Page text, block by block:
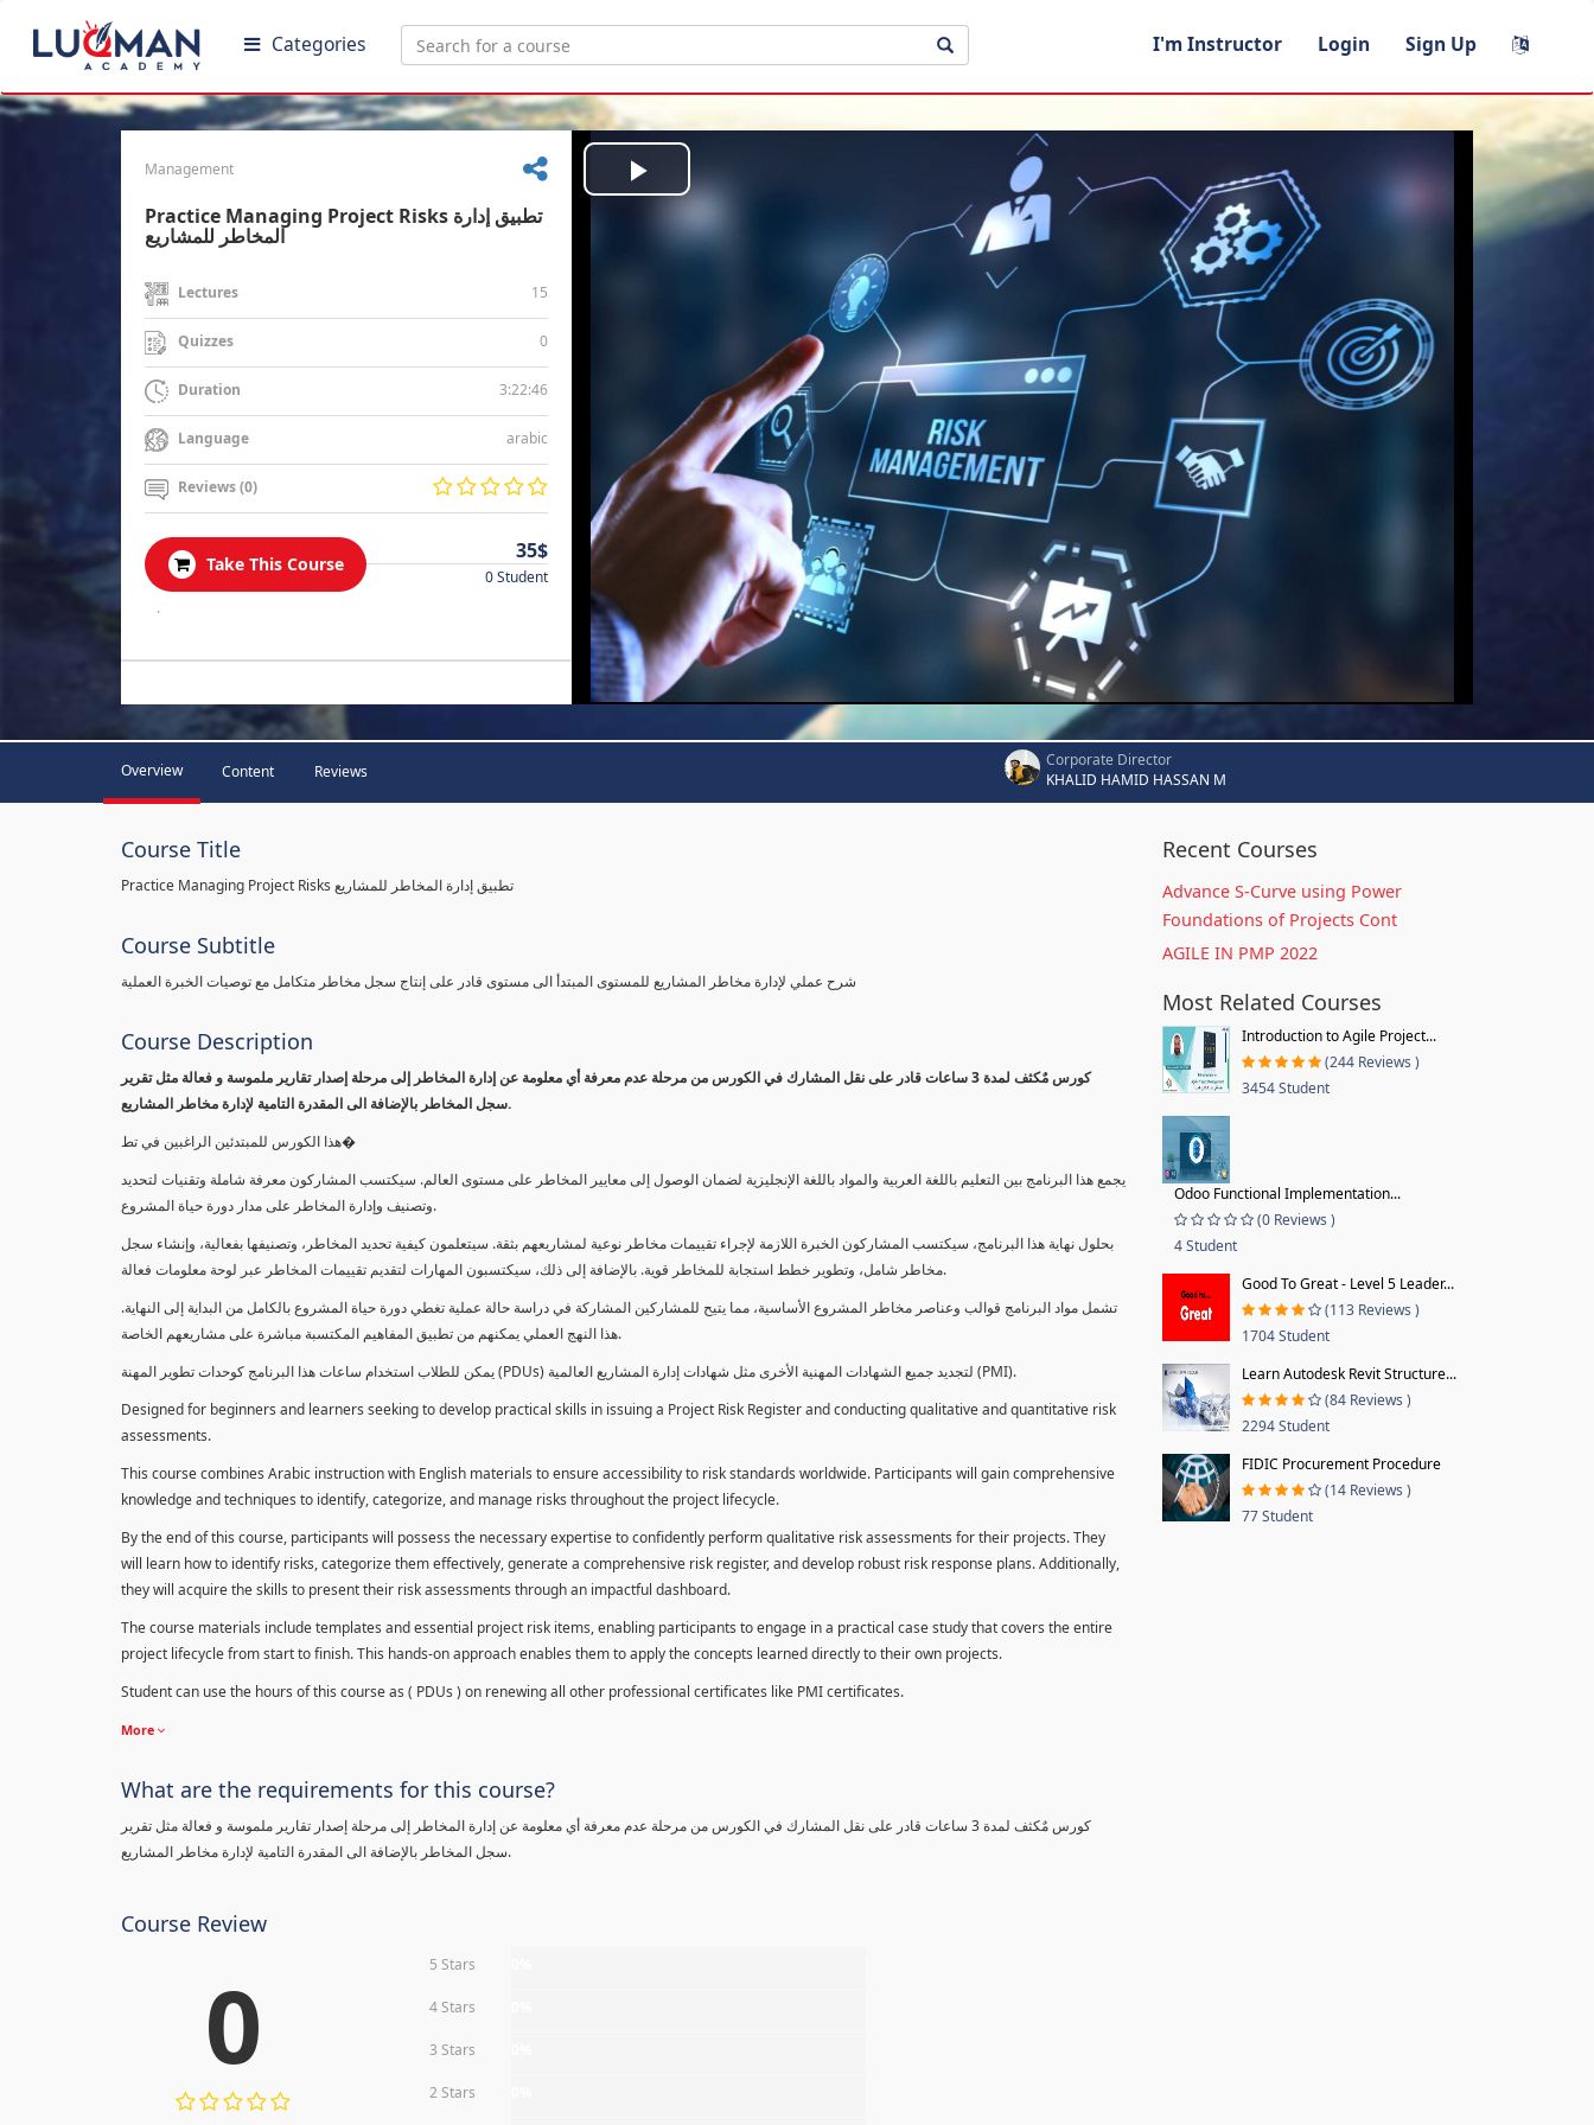
Categories I'm Instructor Login Sign Up
Management
Practice Managing Project Risks تطبيق إدارة
المخاطر للمشاريع
Lectures 15
Quizzes 0
Duration 3:22:46
Language arabic
Reviews (0)
Take This Course
35$
0 Student
.
Play
Video
Overview Content Reviews
Corporate Director
KHALID HAMID HASSAN M
Course Title
Practice Managing Project Risks تطبيق إدارة المخاطر للمشاريع
Course Subtitle
شرح عملي لإدارة مخاطر المشاريع للمستوى المبتدأ الى مستوى قادر على إنتاج سجل مخاطر متكامل مع توصيات الخبرة العملية
Course Description
كورس مٌكثف لمدة 3 ساعات قادر على نقل المشارك في الكورس من مرحلة عدم معرفة أي معلومة عن إدارة المخاطر إلى مرحلة إصدار تقارير ملموسة و فعالة مثل تقرير
سجل المخاطر بالإضافة الى المقدرة التامية لإدارة مخاطر المشاريع.
هذا الكورس للمبتدئين الراغبين في تط�
يجمع هذا البرنامج بين التعليم باللغة العربية والمواد باللغة الإنجليزية لضمان الوصول إلى معايير المخاطر على مستوى العالم. سيكتسب المشاركون معرفة شاملة وتقنيات لتحديد
وتصنيف وإدارة المخاطر على مدار دورة حياة المشروع.
بحلول نهاية هذا البرنامج، سيكتسب المشاركون الخبرة اللازمة لإجراء تقييمات مخاطر نوعية لمشاريعهم بثقة. سيتعلمون كيفية تحديد المخاطر، وتصنيفها بفعالية، وإنشاء سجل
مخاطر شامل، وتطوير خطط استجابة للمخاطر قوية. بالإضافة إلى ذلك، سيكتسبون المهارات لتقديم تقييمات المخاطر عبر لوحة معلومات فعالة.
تشمل مواد البرنامج قوالب وعناصر مخاطر المشروع الأساسية، مما يتيح للمشاركين المشاركة في دراسة حالة عملية تغطي دورة حياة المشروع بالكامل من البداية إلى النهاية.
هذا النهج العملي يمكنهم من تطبيق المفاهيم المكتسبة مباشرة على مشاريعهم الخاصة.
يمكن للطلاب استخدام ساعات هذا البرنامج كوحدات تطوير المهنة (PDUs) لتجديد جميع الشهادات المهنية الأخرى مثل شهادات إدارة المشاريع العالمية (PMI).
Designed for beginners and learners seeking to develop practical skills in issuing a Project Risk Register and conducting qualitative and quantitative risk
assessments.
This course combines Arabic instruction with English materials to ensure accessibility to risk standards worldwide. Participants will gain comprehensive
knowledge and techniques to identify, categorize, and manage risks throughout the project lifecycle.
By the end of this course, participants will possess the necessary expertise to confidently perform qualitative risk assessments for their projects. They
will learn how to identify risks, categorize them effectively, generate a comprehensive risk register, and develop robust risk response plans. Additionally,
they will acquire the skills to present their risk assessments through an impactful dashboard.
The course materials include templates and essential project risk items, enabling participants to engage in a practical case study that covers the entire
project lifecycle from start to finish. This hands-on approach enables them to apply the concepts learned directly to their own projects.
Student can use the hours of this course as ( PDUs ) on renewing all other professional certificates like PMI certificates.
More
What are the requirements for this course?
كورس مٌكثف لمدة 3 ساعات قادر على نقل المشارك في الكورس من مرحلة عدم معرفة أي معلومة عن إدارة المخاطر إلى مرحلة إصدار تقارير ملموسة و فعالة مثل تقرير
سجل المخاطر بالإضافة الى المقدرة التامية لإدارة مخاطر المشاريع.
Course Review
0 5 Stars
4 Stars
3 Stars
2 Stars
Recent Courses
Advance S-Curve using Power
Foundations of Projects Cont
AGILE IN PMP 2022
Most Related Courses
Introduction to Agile Project...
(244 Reviews )
3454 Student
Odoo Functional Implementation...
(0 Reviews )
4 Student
Good To Great - Level 5 Leader...
(113 Reviews )
1704 Student
Learn Autodesk Revit Structure...
(84 Reviews )
2294 Student
FIDIC Procurement Procedure
(14 Reviews )
77 Student